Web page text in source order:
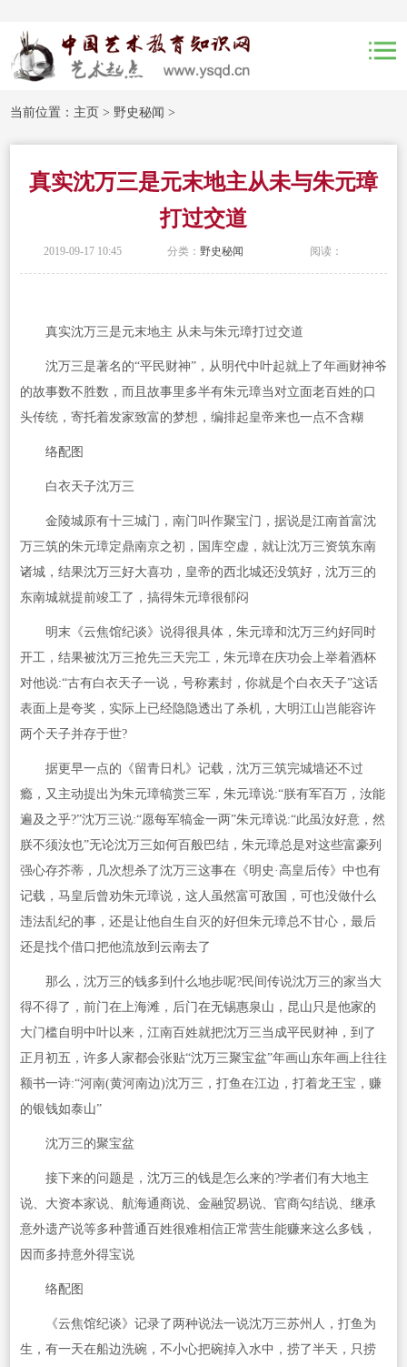
当前位置： 主页 > 野史秘闻 >
真实沈万三是元末地主从未与朱元璋
打过交道
2019-09-17 10:45 分类： 野史秘闻 阅读：
真实沈万三是元末地主 从未与朱元璋打过交道
沈万三是著名的“平民财神”，从明代中叶起就上了年画财神爷
的故事数不胜数，而且故事里多半有朱元璋当对立面老百姓的口
头传统，寄托着发家致富的梦想，编排起皇帝来也一点不含糊
络配图
白衣天子沈万三
金陵城原有十三城门，南门叫作聚宝门，据说是江南首富沈
万三筑的朱元璋定鼎南京之初，国库空虚，就让沈万三资筑东南
诸城，结果沈万三好大喜功，皇帝的西北城还没筑好，沈万三的
东南城就提前竣工了，搞得朱元璋很郁闷
明末《云焦馆纪谈》说得很具体，朱元璋和沈万三约好同时
开工，结果被沈万三抢先三天完工，朱元璋在庆功会上举着酒杯
对他说:“古有白衣天子一说，号称素封，你就是个白衣天子”这话
表面上是夸奖，实际上已经隐隐透出了杀机，大明江山岂能容许
两个天子并存于世?
据更早一点的《留青日札》记载，沈万三筑完城墙还不过
瘾，又主动提出为朱元璋犒赏三军，朱元璋说:“朕有军百万，汝能
遍及之乎?”沈万三说:“愿每军犒金一两”朱元璋说:“此虽汝好意，然
朕不须汝也”无论沈万三如何百般巴结，朱元璋总是对这些富豪列
强心存芥蒂，几次想杀了沈万三这事在《明史·高皇后传》中也有
记载，马皇后曾劝朱元璋说，这人虽然富可敌国，可也没做什么
违法乱纪的事，还是让他自生自灭的好但朱元璋总不甘心，最后
还是找个借口把他流放到云南去了
那么，沈万三的钱多到什么地步呢?民间传说沈万三的家当大
得不得了，前门在上海滩，后门在无锡惠泉山，昆山只是他家的
大门槛自明中叶以来，江南百姓就把沈万三当成平民财神，到了
正月初五，许多人家都会张贴“沈万三聚宝盆”年画山东年画上往往
额书一诗:“河南(黄河南边)沈万三，打鱼在江边，打着龙王宝，赚
的银钱如泰山”
沈万三的聚宝盆
接下来的问题是，沈万三的钱是怎么来的?学者们有大地主
说、大资本家说、航海通商说、金融贸易说、官商勾结说、继承
意外遗产说等多种普通百姓很难相信正常营生能赚来这么多钱，
因而多持意外得宝说
络配图
《云焦馆纪谈》记录了两种说法一说沈万三苏州人，打鱼为
生，有一天在船边洗碗，不小心把碗掉入水中，捞了半天，只捞